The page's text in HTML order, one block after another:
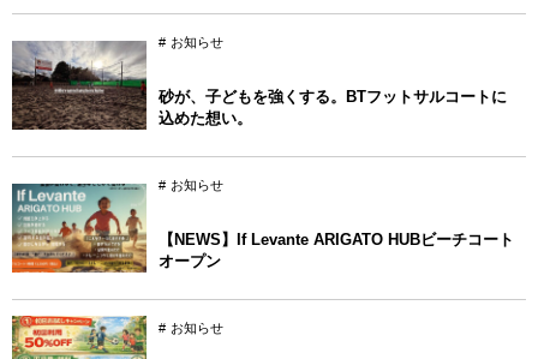
お知らせ
砂が、子どもを強くする。BTフットサルコートに
込めた想い。
お知らせ
【NEWS】If Levante ARIGATO HUBビーチコート
オープン
お知らせ